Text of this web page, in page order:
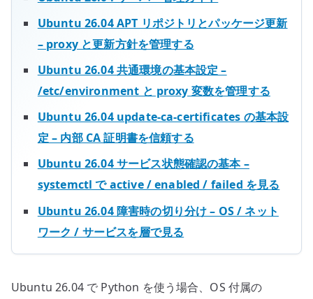
Ubuntu 26.04 APT リポジトリとパッケージ更新
– proxy と更新方針を管理する
Ubuntu 26.04 共通環境の基本設定 –
/etc/environment と proxy 変数を管理する
Ubuntu 26.04 update-ca-certificates の基本設
定 – 内部 CA 証明書を信頼する
Ubuntu 26.04 サービス状態確認の基本 –
systemctl で active / enabled / failed を見る
Ubuntu 26.04 障害時の切り分け – OS / ネット
ワーク / サービスを層で見る
Ubuntu 26.04 で Python を使う場合、OS 付属の